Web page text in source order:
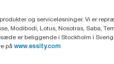
og serviceløsninger. Vi er
Modibodi, Lotus, Nosotras, Saba,
er beliggende i Stockholm i
på www.essity.com